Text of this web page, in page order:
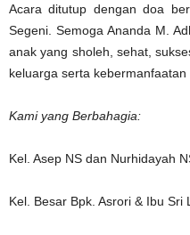
Acara ditutup dengan doa
Segeni. Semoga Ananda M.
anak yang sholeh, sehat,
keluarga serta kebermanfaatan
Kami yang Berbahagia:
Kel. Asep NS dan Nurhidayah
Kel. Besar Bpk. Asrori & Ibu Sri